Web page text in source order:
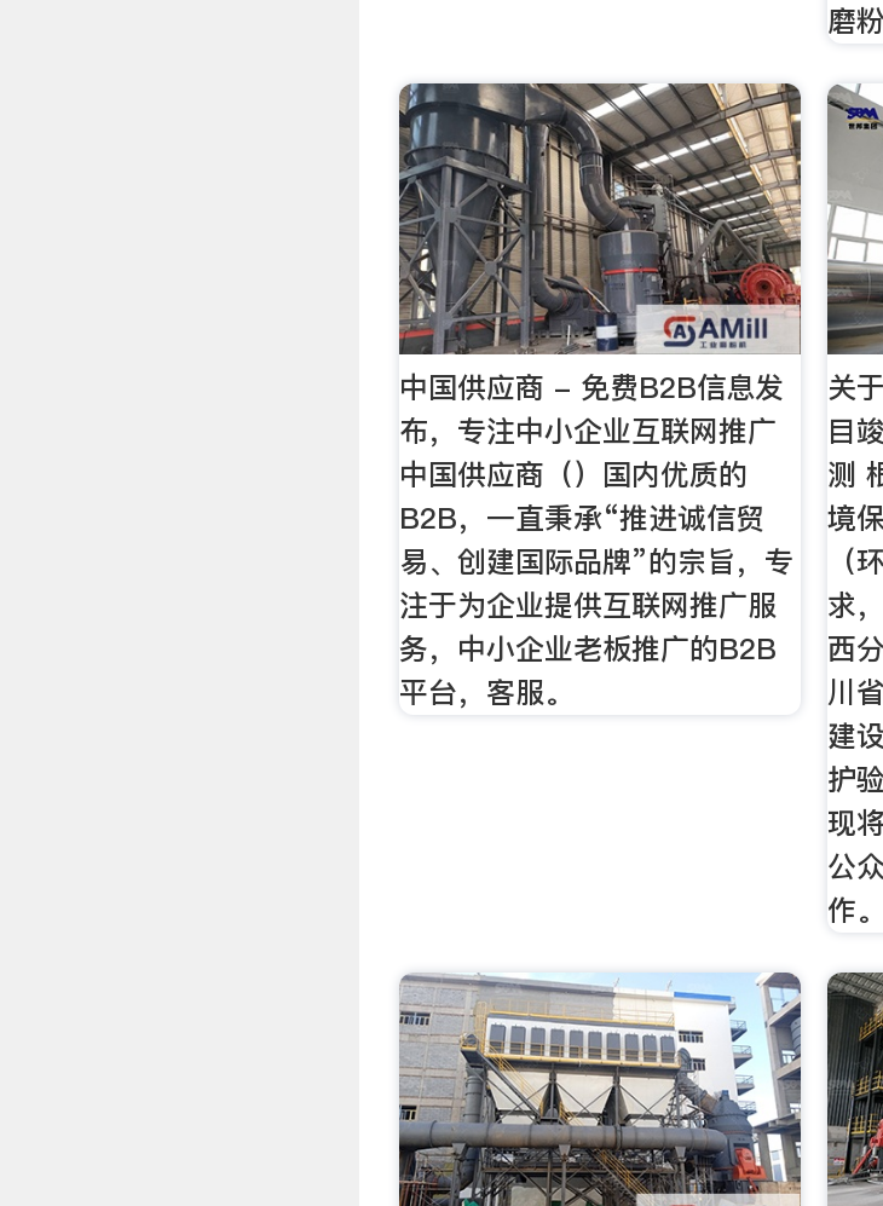
磨
中国供应商 - 免费B2B信息发
布，专注中小企业互联网推广
中国供应商（）国内优质的
B2B，一直秉承“推进诚信贸
易、创建国际品牌”的宗旨，专
注于为企业提供互联网推广服
务，中小企业老板推广的B2B
平台，客服。
关
目
测
境
（
求
西
川
建
护
现
公
作。